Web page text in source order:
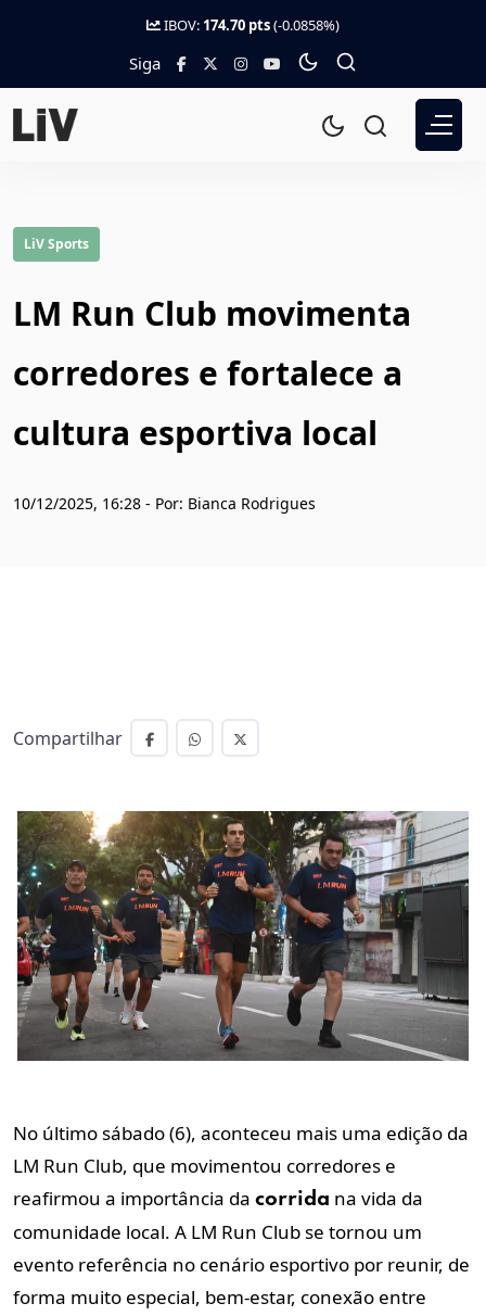
IBOV: 174.70 pts(-0.0858%)
Siga
LiV Sports
LM Run Club movimenta
corredores e fortalece a
cultura esportiva local
10/12/2025, 16:28 - Por: Bianca Rodrigues
Compartilhar
No último sábado (6), aconteceu mais uma edição da
LM Run Club, que movimentou corredores e
reafirmou a importância da corrida na vida da
comunidade local. A LM Run Club se tornou um
evento referência no cenário esportivo por reunir, de
forma muito especial, bem-estar, conexão entre